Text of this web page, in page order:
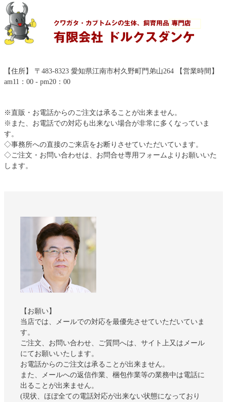
【住所】 〒483-8323 愛知県江南市村久野町門弟山264 【営業時間】
am11：00 - pm20：00
※直販・お電話からのご注文は承ることが出来ません。
※また、お電話での対応も出来ない場合が非常に多くなっていま
す。
◇事務所への直接のご来店をお断りさせていただいています。
◇ご注文・お問い合わせは、お問合せ専用フォームよりお願いいた
します。
【お願い】
当店では、メールでの対応を最優先させていただいていま
す。
ご注文、お問い合わせ、ご質問へは、サイト上又はメール
にてお願いいたします。
お電話からのご注文は承ることが出来ません。
また、メールへの返信作業、梱包作業等の業務中は電話に
出ることが出来ません。
(現状、ほぼ全ての電話対応が出来ない状態になっており